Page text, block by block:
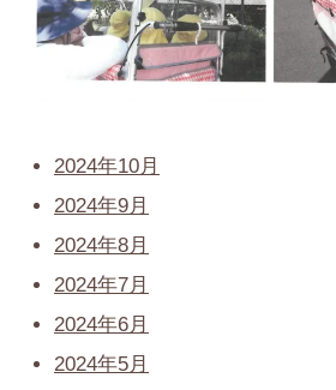
2024年10月
2024年9月
2024年8月
2024年7月
2024年6月
2024年5月